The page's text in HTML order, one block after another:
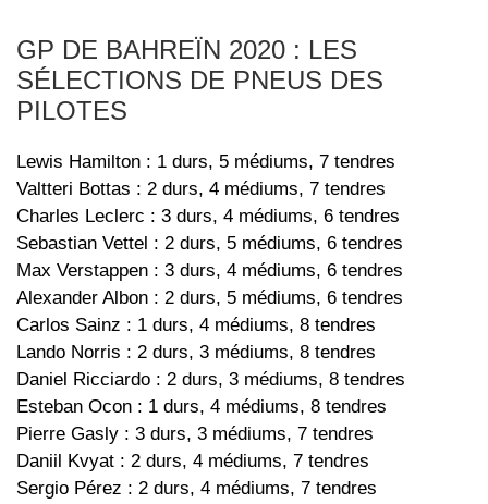
GP DE BAHREÏN 2020 : LES
SÉLECTIONS DE PNEUS DES
PILOTES
Lewis Hamilton : 1 durs, 5 médiums, 7 tendres
Valtteri Bottas : 2 durs, 4 médiums, 7 tendres
Charles Leclerc : 3 durs, 4 médiums, 6 tendres
Sebastian Vettel : 2 durs, 5 médiums, 6 tendres
Max Verstappen : 3 durs, 4 médiums, 6 tendres
Alexander Albon : 2 durs, 5 médiums, 6 tendres
Carlos Sainz : 1 durs, 4 médiums, 8 tendres
Lando Norris : 2 durs, 3 médiums, 8 tendres
Daniel Ricciardo : 2 durs, 3 médiums, 8 tendres
Esteban Ocon : 1 durs, 4 médiums, 8 tendres
Pierre Gasly : 3 durs, 3 médiums, 7 tendres
Daniil Kvyat : 2 durs, 4 médiums, 7 tendres
Sergio Pérez : 2 durs, 4 médiums, 7 tendres